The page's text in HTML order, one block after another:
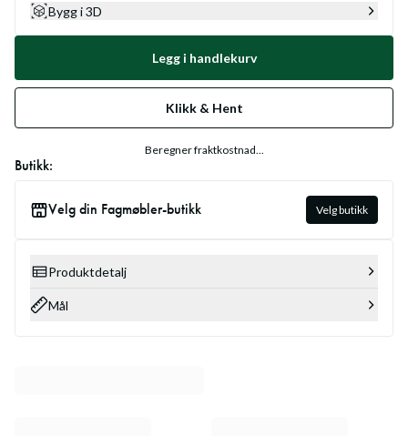
Bygg i 3D
Legg i handlekurv
Klikk & Hent
Beregner fraktkostnad...
Butikk:
Velg din Fagmøbler-butikk Velg butikk
Produktdetalj
Mål